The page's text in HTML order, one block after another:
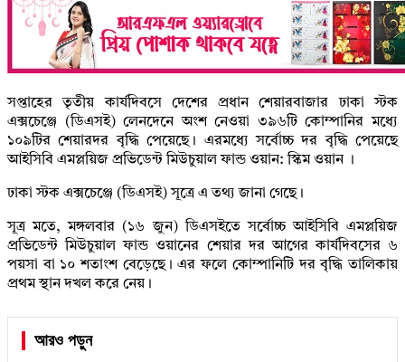
সপ্তাহের তৃতীয় কার্যদিবসে দেশের প্রধান শেয়ারবাজার ঢাকা স্টক
এক্সচেঞ্জে (ডিএসই) লেনদেনে অংশ নেওয়া ৩৯৬টি কোম্পানির মধ্যে
১০৯টির শেয়ারদর বৃদ্ধি পেয়েছে। এরমধ্যে সর্বোচ্চ দর বৃদ্ধি পেয়েছে
আইসিবি এমপ্লয়িজ প্রভিডেন্ট মিউচুয়াল ফান্ড ওয়ান: স্কিম ওয়ান ।
ঢাকা স্টক এক্সচেঞ্জে (ডিএসই) সূত্রে এ তথ্য জানা গেছে।
সূত্র মতে, মঙ্গলবার (১৬ জুন) ডিএসইতে সর্বোচ্চ আইসিবি এমপ্লয়িজ
প্রভিডেন্ট মিউচুয়াল ফান্ড ওয়ানের শেয়ার দর আগের কার্যদিবসের ৬
পয়সা বা ১০ শতাংশ বেড়েছে। এর ফলে কোম্পানিটি দর বৃদ্ধি তালিকায়
প্রথম স্থান দখল করে নেয়।
আরও পড়ুন